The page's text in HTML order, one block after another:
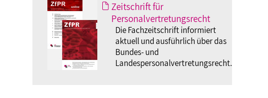
Zeitschrift für
Personalvertretungsrecht
Die Fachzeitschrift informiert
aktuell und ausführlich über das
Bundes- und
Landespersonalvertretungsrecht.